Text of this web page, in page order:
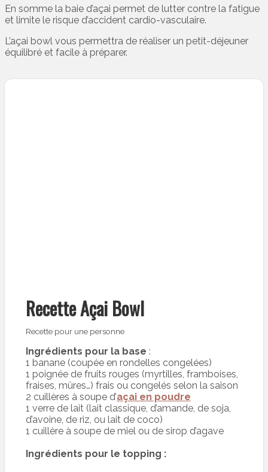
En somme la baie d’açai permet de lutter contre la fatigue
et limite le risque d’accident cardio-vasculaire.
L’açai bowl vous permettra de réaliser un petit-déjeuner
équilibré et facile à préparer.
Recette Açai Bowl
Recette pour une personne
Ingrédients pour la base :
1 banane (coupée en rondelles congelées)
1 poignée de fruits rouges (myrtilles, framboises,
fraises, mûres…) frais ou congelés selon la saison
2 cuillères à soupe d’açai en poudre
1 verre de lait (lait classique, d’amande, de soja,
d’avoine, de riz, ou lait de coco)
1 cuillère à soupe de miel ou de sirop d’agave
Ingrédients pour le topping :